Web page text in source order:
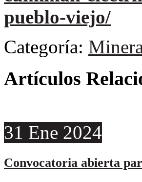
pueblo-viejo/
Categoría:
Artículos
31 Ene 2024
Convocatoria abierta